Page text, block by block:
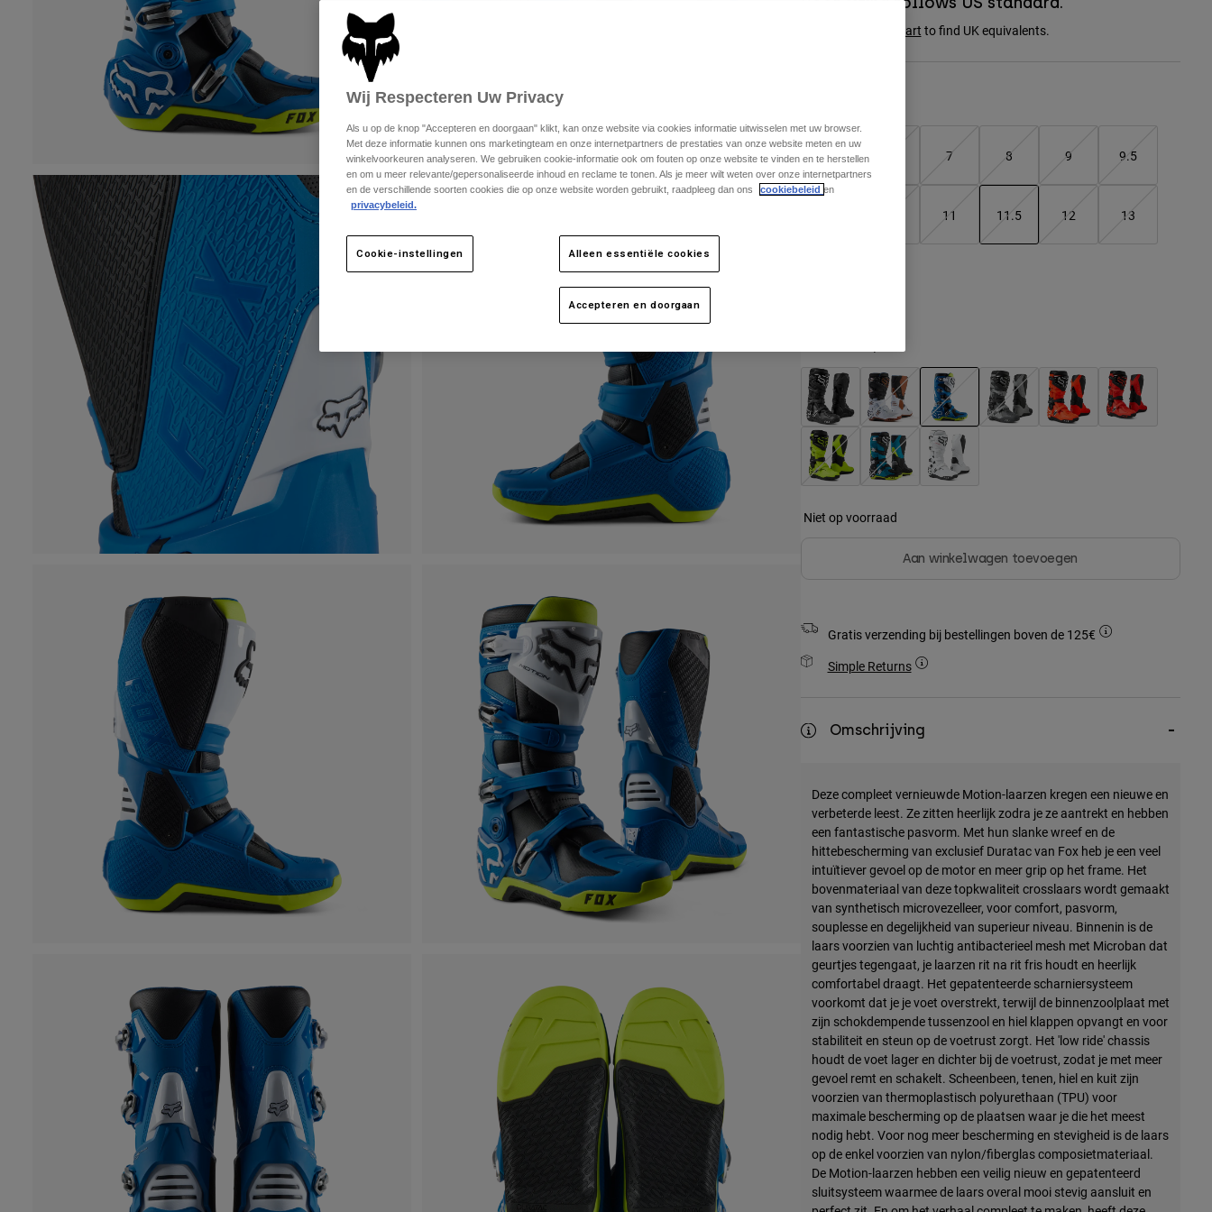
size chart to find UK equivalents.
5 7 8 9 9.5
11 11.5 12 13
geselecteerd
Niet op voorraad
Aan winkelwagen toevoegen
Gratis verzending bij bestellingen boven de 125€
Simple Returns
Omschrijving
Deze compleet vernieuwde Motion-laarzen kregen een nieuwe en
verbeterde leest. Ze zitten heerlijk zodra je ze aantrekt en hebben
een fantastische pasvorm. Met hun slanke wreef en de
hittebescherming van exclusief Duratac van Fox heb je een veel
intuïtiever gevoel op de motor en meer grip op het frame. Het
bovenmateriaal van deze topkwaliteit crosslaars wordt gemaakt
van synthetisch microvezelleer, voor comfort, pasvorm,
souplesse en degelijkheid van superieur niveau. Binnenin is de
laars voorzien van luchtig antibacterieel mesh met Microban dat
geurtjes tegengaat, je laarzen rit na rit fris houdt en heerlijk
comfortabel draagt. Het gepatenteerde scharniersysteem
voorkomt dat je je voet overstrekt, terwijl de binnenzoolplaat met
zijn schokdempende tussenzool en hiel klappen opvangt en voor
stabiliteit en steun op de voetrust zorgt. Het 'low ride' chassis
houdt de voet lager en dichter bij de voetrust, zodat je met meer
gevoel remt en schakelt. Scheenbeen, tenen, hiel en kuit zijn
voorzien van thermoplastisch polyurethaan (TPU) voor
maximale bescherming op de plaatsen waar je die het meest
nodig hebt. Voor nog meer bescherming en stevigheid is de laars
op de enkel voorzien van nylon/fiberglas composietmateriaal.
De Motion-laarzen hebben een veilig nieuw en gepatenteerd
sluitsysteem waarmee de laars overal mooi stevig aansluit en
Wij Respecteren Uw Privacy
Als u op de knop "Accepteren en doorgaan" klikt, kan onze website via cookies informatie uitwisselen met uw browser.
Met deze informatie kunnen ons marketingteam en onze internetpartners de prestaties van onze website meten en uw
winkelvoorkeuren analyseren. We gebruiken cookie-informatie ook om fouten op onze website te vinden en te herstellen
en om u meer relevante/gepersonaliseerde inhoud en reclame te tonen. Als je meer wilt weten over onze internetpartners
en de verschillende soorten cookies die op onze website worden gebruikt, raadpleeg dan ons
cookiebeleid en
privacybeleid.
Cookie-instellingen Alleen essentiële cookies
Accepteren en doorgaan